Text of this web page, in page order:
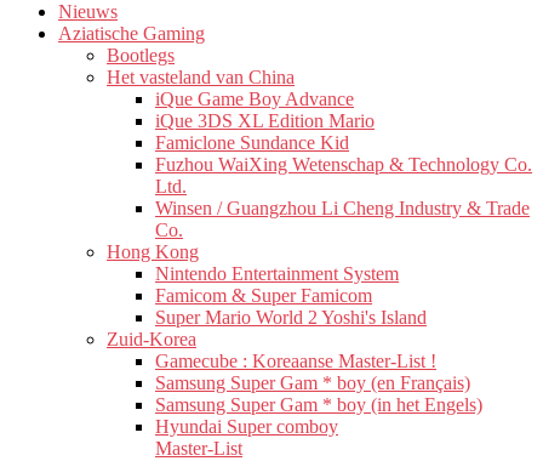
Nieuws
Aziatische Gaming
Bootlegs
Het vasteland van China
iQue Game Boy Advance
iQue 3DS XL Edition Mario
Famiclone Sundance Kid
Fuzhou WaiXing Wetenschap & Technology Co.
Ltd.
Winsen / Guangzhou Li Cheng Industry & Trade
Co.
Hong Kong
Nintendo Entertainment System
Famicom & Super Famicom
Super Mario World 2 Yoshi's Island
Zuid-Korea
Gamecube : Koreaanse Master-List !
Samsung Super Gam * boy (en Français)
Samsung Super Gam * boy (in het Engels)
Hyundai Super comboy
Master-List